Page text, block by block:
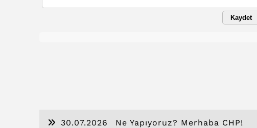
Kaydet
30.07.2026
Ne Yapıyoruz? Merhaba CHP!